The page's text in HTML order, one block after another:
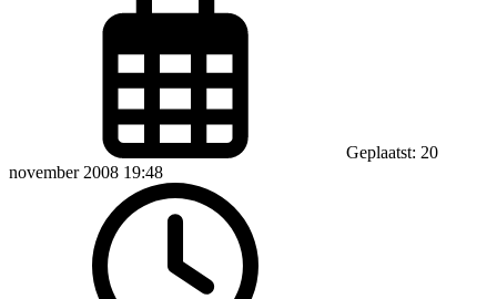
Geplaatst: 20
november 2008 19:48